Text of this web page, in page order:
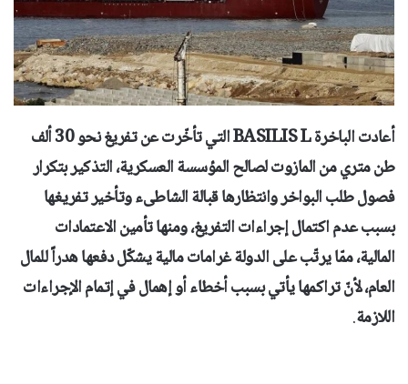
أعادت الباخرة BASILIS L التي تأخّرت عن تفريغ نحو 30 ألف
طن متري من المازوت لصالح المؤسسة العسكرية، التذكير بتكرار
فصول طلب البواخر وانتظارها قبالة الشاطىء وتأخير تفريغها
بسبب عدم اكتمال إجراءات التفريغ، ومنها تأمين الاعتمادات
المالية، ممّا يرتّب على الدولة غرامات مالية يشكّل دفعها هدراً للمال
العام، لأنّ تراكمها يأتي بسبب أخطاء أو إهمال في إتمام الإجراءات
اللازمة.